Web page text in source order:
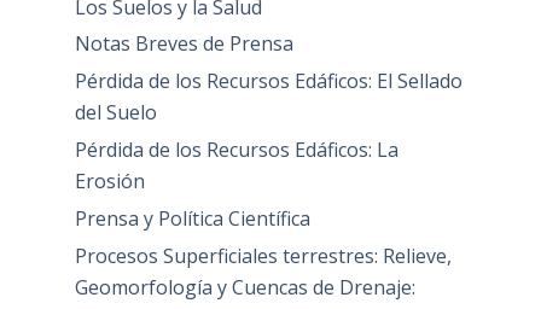
Los Suelos y la Salud
Notas Breves de Prensa
Pérdida de los Recursos Edáficos: El Sellado
del Suelo
Pérdida de los Recursos Edáficos: La
Erosión
Prensa y Política Científica
Procesos Superficiales terrestres: Relieve,
Geomorfología y Cuencas de Drenaje: